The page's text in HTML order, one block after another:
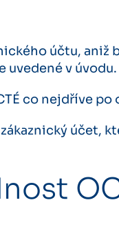
účtu,
uvedené v úvodu.
co nejdříve